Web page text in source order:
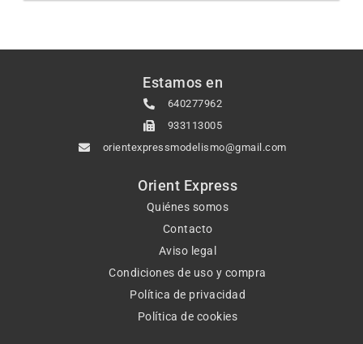
Estamos en
640277962
933113005
orientexpressmodelismo@gmail.com
Orient Express
Quiénes somos
Contacto
Aviso legal
Condiciones de uso y compra
Política de privacidad
Política de cookies